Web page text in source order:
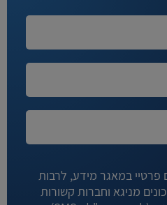
פרטיי במאגר מידע, לרבות
מניגא וחברות קשורות